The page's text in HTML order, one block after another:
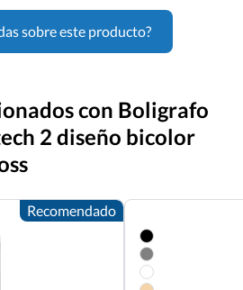
sobre este producto?
con Boligrafo
2 diseño bicolor
Recomendado